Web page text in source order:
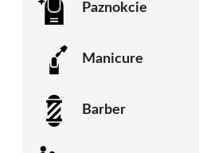
Paznokcie
Manicure
Barber